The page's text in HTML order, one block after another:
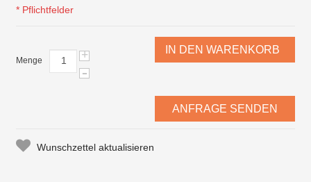
* Pflichtfelder
Menge +
-
IN DEN WARENKORB
ANFRAGE SENDEN
Wunschzettel aktualisieren